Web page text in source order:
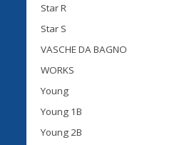
Star R
Star S
VASCHE DA BAGNO
WORKS
Young
Young 1B
Young 2B